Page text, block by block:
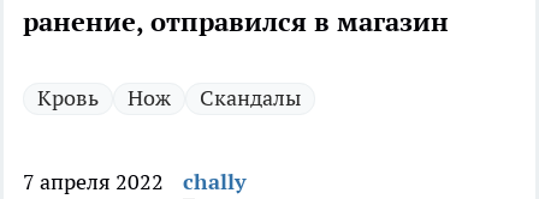
ранение, отправился в магазин
Кровь Нож Скандалы
7 апреля 2022 chally